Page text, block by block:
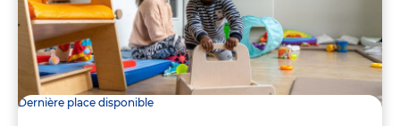
Dernière place disponible